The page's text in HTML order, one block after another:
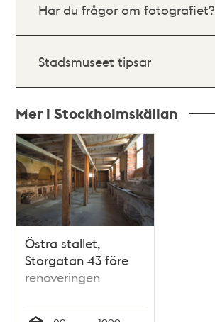
Har du frågor om fotografiet?
Stadsmuseet tipsar
Mer i Stockholmskällan
Relaterade
poster
och
teman
Östra stallet,
Storgatan 43 före
renoveringen